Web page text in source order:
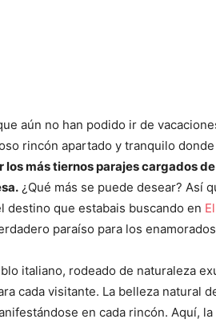
aún no han podido ir de
rincón apartado y tranquilo
los más tiernos parajes cargados
¿Qué más se puede desear? Así
destino que estabais buscando en
paraíso para los
italiano, rodeado de naturaleza
cada visitante. La belleza natural
en cada rincón. Aquí,